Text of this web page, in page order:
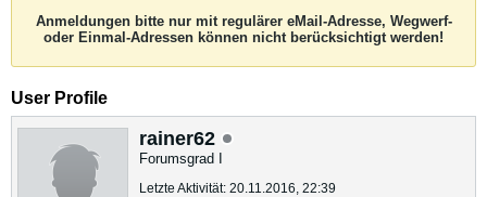
Anmeldungen bitte nur mit regulärer eMail-Adresse, Wegwerf-
oder Einmal-Adressen können nicht berücksichtigt werden!
User Profile
rainer62
Forumsgrad I
Letzte Aktivität: 20.11.2016, 22:39